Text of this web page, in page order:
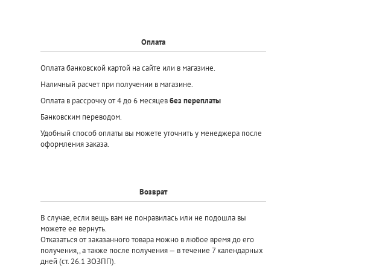
Оплата
Оплата банковской картой на сайте или в магазине.
Наличный расчет при получении в магазине.
Оплата в рассрочку от 4 до 6 месяцевбез переплаты
Банковским переводом.
Удобный способ оплаты вы можете уточнить у менеджера после
оформления заказа.
Возврат
В случае, если вещь вам не понравилась или не подошла вы
можете ее вернуть.
Отказаться от заказанного товара можно в любое время до его
получения,, а также после получения — в течение 7 календарных
дней (ст. 26.1 ЗОЗПП).